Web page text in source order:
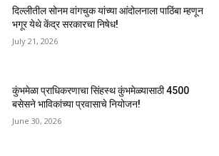
दिल्लीतील सोनम वांगचुक यांच्या आंदोलनाला पाठिंबा म्हणून
भगूर येथे केंद्र सरकारचा निषेध!
July 21, 2026
कुंभमेळा प्राधिकरणाचा सिंहस्थ कुंभमेळ्यासाठी 4500
बसेसने भाविकांच्या प्रवासाचे नियोजन!
June 30, 2026